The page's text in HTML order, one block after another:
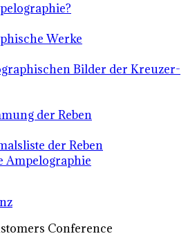
Werke
Bilder der Kreuzer-
der Reben
der Reben
Ampelographie
Conference